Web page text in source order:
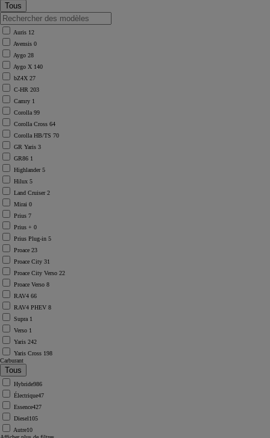
Auris 12
Avensis 0
Aygo 28
Aygo X 140
bZ4X 27
C-HR 203
Camry 1
Corolla 99
Corolla Cross 64
Corolla HB/TS 70
GR Yaris 3
GR86 1
Highlander5
Hilux 5
Land Cruiser2
Mirai 0
Prius 7
Prius + 0
Prius Plug-in 5
Proace 23
Proace City 31
Proace City Verso 22
Proace Verso 8
RAV4 66
RAV4 PHEV 8
Supra 1
Verso 1
Yaris 242
Yaris Cross 198
Carburant
Hybride986
Électrique47
Essence427
Diesel105
Autre10